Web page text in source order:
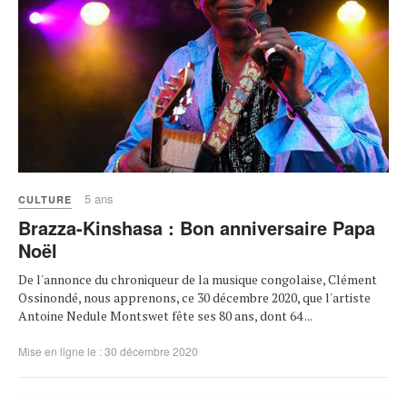
CULTURE 5 ans
Brazza-Kinshasa : Bon anniversaire Papa
Noël
De l'annonce du chroniqueur de la musique congolaise, Clément
Ossinondé, nous apprenons, ce 30 décembre 2020, que l'artiste
Antoine Nedule Montswet fête ses 80 ans, dont 64 ...
Mise en ligne le : 30 décembre 2020